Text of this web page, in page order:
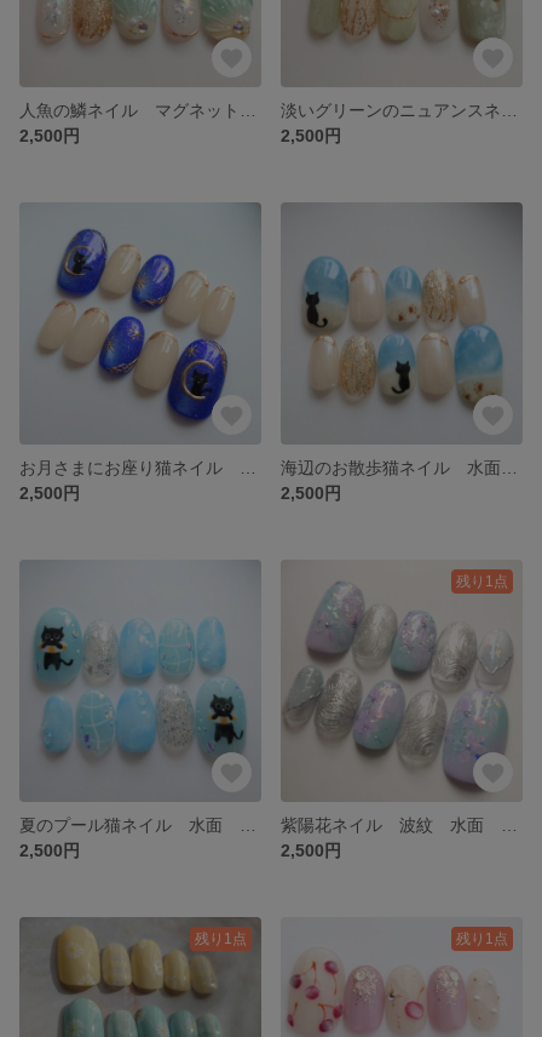
2,500円
2,500円
2,500円
2,500円
2,500円
残り1点
2,500円
残り1点 残り1点